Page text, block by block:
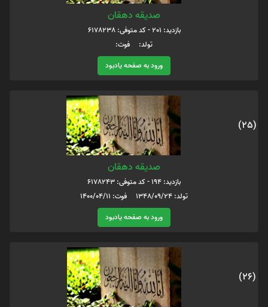
صدیقه دهقان
بازدید: 201 - کد متوفی: 6178238
تولد: فوت:
ورود به صفحه یادبود
(25)
صدیقه دهقان
بازدید: 194 - کد متوفی: 6178243
تولد: 1348/09/24 فوت: 1400/04/11
ورود به صفحه یادبود
(26)